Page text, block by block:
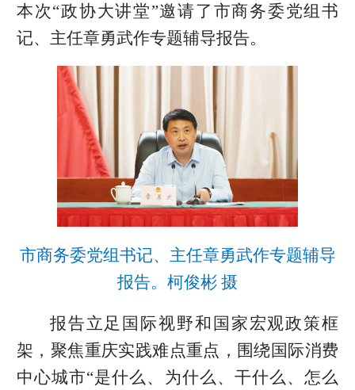
本次“政协大讲堂”邀请了市商务委党组书
记、主任章勇武作专题辅导报告。
市商务委党组书记、主任章勇武作专题辅导
报告。柯俊彬 摄
报告立足国际视野和国家宏观政策框
架，聚焦重庆实践难点重点，围绕国际消费
中心城市“是什么、为什么、干什么、怎么